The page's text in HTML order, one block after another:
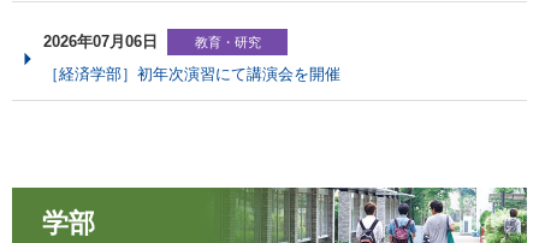
2026年07月06日 教育・研究
［経済学部］初年次演習にて講演会を開催
学部